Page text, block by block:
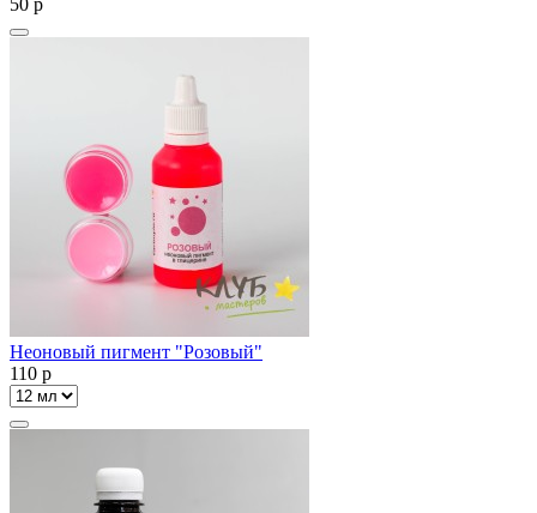
Неоновый пигмент "Розовый"
110 p